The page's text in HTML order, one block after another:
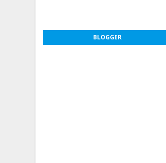
BLOGGER